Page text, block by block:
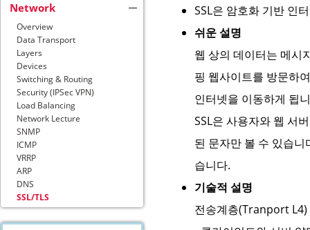
Network
Overview
Data Transport
Layers
Devices
Switching & Routing
Security (IPSec VPN)
Load Balancing
Network Lecture
SNMP
ICMP
VRRP
ARP
DNS
SSL/TLS
SSL은 암호화 기반 인
쉬운 설명
웹 상의 데이터는 메시
핑 웹사이트를 방문하
인터넷을 이동하게 됩
SSL은 사용자와 웹 서
된 문자만 볼 수 있습
습니다.
기술적 설명
전송계층(Tranport L4)